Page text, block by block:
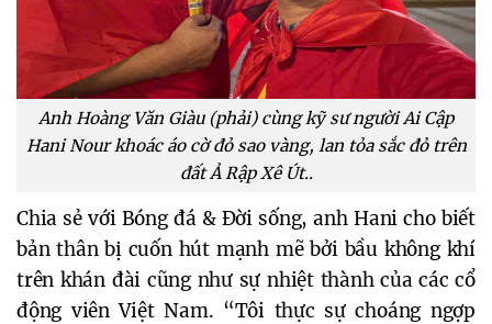
Anh Hoàng Văn Giàu (phải) cùng kỹ sư người Ai Cập
Hani Nour khoác áo cờ đỏ sao vàng, lan tỏa sắc đỏ trên
đất Ả Rập Xê Út..
Chia sẻ với Bóng đá & Đời sống, anh Hani cho biết
bản thân bị cuốn hút mạnh mẽ bởi bầu không khí
trên khán đài cũng như sự nhiệt thành của các cổ
động viên Việt Nam. “Tôi thực sự choáng ngợp